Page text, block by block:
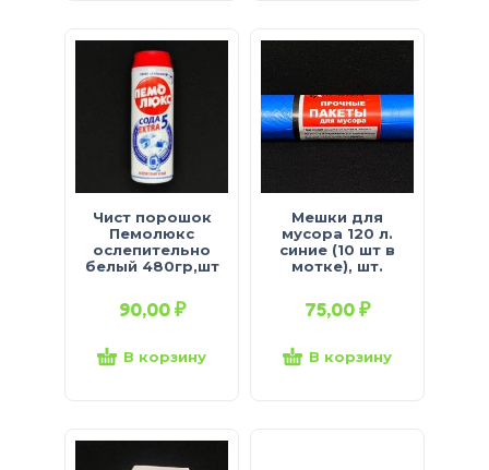
Чист порошок
Пемолюкс
ослепительно
белый 480гр,шт
90,00₽
В корзину
Мешки для
мусора 120 л.
синие (10 шт в
мотке), шт.
75,00₽
В корзину